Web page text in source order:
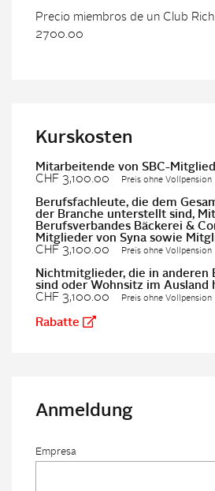
Precio miembros de un Club
2700.00
Kurskosten
Mitarbeitende von SBC-
CHF 3,100.00
Preis ohne Vollpension
Berufsfachleute, die dem
der Branche unterstellt sind,
Berufsverbandes Bäckerei &
Mitglieder von Syna sowie
CHF 3,100.00
Preis ohne Vollpension
Nichtmitglieder, die in anderen
sind oder Wohnsitz im Ausland
CHF 3,100.00
Preis ohne Vollpension
Rabatte
Anmeldung
Empresa